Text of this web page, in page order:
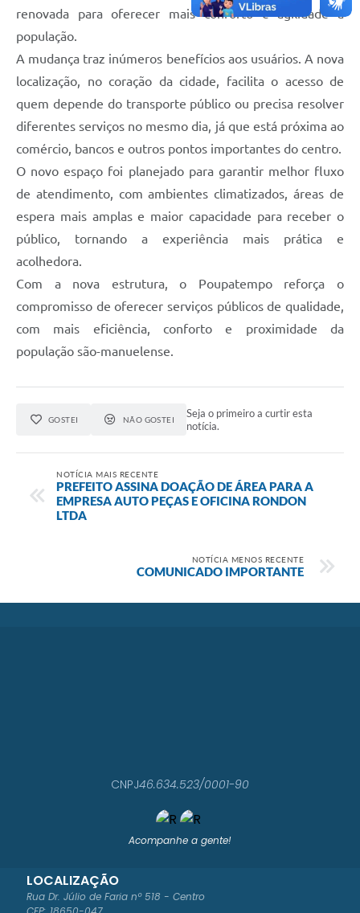
renovada para oferecer mais conforto e agilidade à
população.
A mudança traz inúmeros benefícios aos usuários. A nova
localização, no coração da cidade, facilita o acesso de
quem depende do transporte público ou precisa resolver
diferentes serviços no mesmo dia, já que está próxima ao
comércio, bancos e outros pontos importantes do centro.
O novo espaço foi planejado para garantir melhor fluxo
de atendimento, com ambientes climatizados, áreas de
espera mais amplas e maior capacidade para receber o
público, tornando a experiência mais prática e
acolhedora.
Com a nova estrutura, o Poupatempo reforça o
compromisso de oferecer serviços públicos de qualidade,
com mais eficiência, conforto e proximidade da
população são-manuelense.
GOSTEI NÃO GOSTEI
Seja o primeiro a curtir esta
notícia.
NOTÍCIA MAIS RECENTE
PREFEITO ASSINA DOAÇÃO DE ÁREA PARA A
EMPRESA AUTO PEÇAS E OFICINA RONDON
LTDA
NOTÍCIA MENOS RECENTE
COMUNICADO IMPORTANTE
Acompanhe a gente!
LOCALIZAÇÃO
Rua Dr. Júlio de Faria nº 518 - Centro
CNPJ46.634.523/0001-90